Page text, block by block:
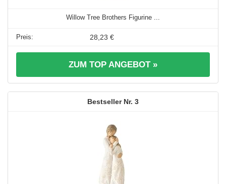
Willow Tree Brothers Figurine ...
28,23 €
ZUM TOP ANGEBOT »
3